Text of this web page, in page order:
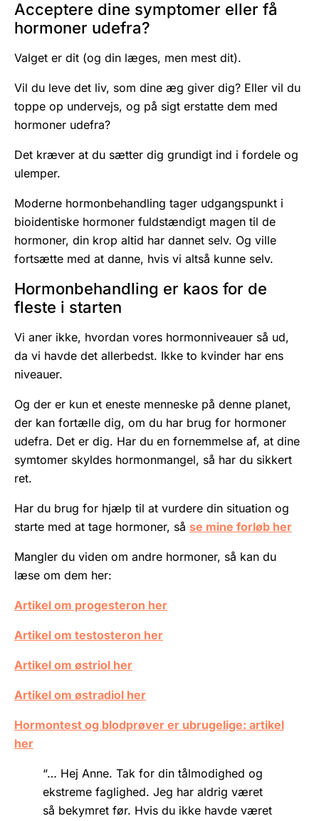
Acceptere dine symptomer eller få
hormoner udefra?
Valget er dit (og din læges, men mest dit).
Vil du leve det liv, som dine æg giver dig? Eller vil du
toppe op undervejs, og på sigt erstatte dem med
hormoner udefra?
Det kræver at du sætter dig grundigt ind i fordele og
ulemper.
Moderne hormonbehandling tager udgangspunkt i
bioidentiske hormoner fuldstændigt magen til de
hormoner, din krop altid har dannet selv. Og ville
fortsætte med at danne, hvis vi altså kunne selv.
Hormonbehandling er kaos for de
fleste i starten
Vi aner ikke, hvordan vores hormonniveauer så ud,
da vi havde det allerbedst. Ikke to kvinder har ens
niveauer.
Og der er kun et eneste menneske på denne planet,
der kan fortælle dig, om du har brug for hormoner
udefra. Det er dig. Har du en fornemmelse af, at dine
symtomer skyldes hormonmangel, så har du sikkert
ret.
Har du brug for hjælp til at vurdere din situation og
starte med at tage hormoner, så se mine forløb her
Mangler du viden om andre hormoner, så kan du
læse om dem her:
Artikel om progesteron her
Artikel om testosteron her
Artikel om østriol her
Artikel om østradiol her
Hormontest og blodprøver er ubrugelige: artikel
her
“… Hej Anne. Tak for din tålmodighed og
ekstreme faglighed. Jeg har aldrig været
så bekymret før. Hvis du ikke havde været